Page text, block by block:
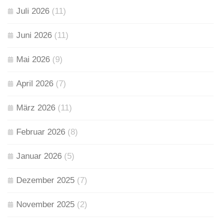
Juli 2026 (11)
Juni 2026 (11)
Mai 2026 (9)
April 2026 (7)
März 2026 (11)
Februar 2026 (8)
Januar 2026 (5)
Dezember 2025 (7)
November 2025 (2)